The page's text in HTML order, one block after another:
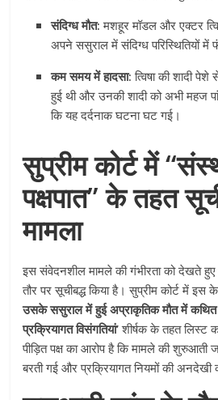
संदिग्ध मौत: मशहूर मॉडल और एक्टर
अपने ससुराल में संदिग्ध परिस्थितियों
कम समय में हादसा: त्विषा की शादी
हुई थी और उनकी शादी को अभी महज
कि यह दर्दनाक घटना घट गई।
सुप्रीम कोर्ट में
पक्षपात” के तहत
मामला
इस संवेदनशील मामले की गंभीरता को देखते हुए
तौर पर सूचीबद्ध किया है। सुप्रीम कोर्ट में
उसके ससुराल में हुई अप्राकृतिक मौत में कथित
प्रक्रियागत विसंगतियां’शीर्षक के तहत लिस्ट
पीड़ित पक्ष का आरोप है कि मामले की
बरती गई और प्रक्रियागत नियमों की अनदेखी